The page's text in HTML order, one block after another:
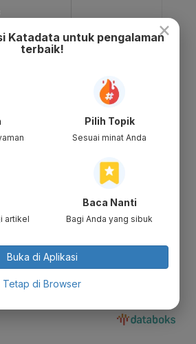
×
Katadata untuk pengalaman
terbaik!
Pilih Topik
Sesuai minat Anda
artikel
Baca Nanti
Bagi Anda yang sibuk
Buka di Aplikasi
Tetap di Browser